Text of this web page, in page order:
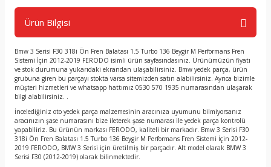
Ürün Bilgisi
Bmw 3 Serisi F30 318i Ön Fren Balatası 1.5 Turbo 136 Beygir M Performans Fren
Sistemi İçin 2012-2019 FERODO isimli ürün sayfasındasınız. Ürünümüzün fiyatı
ve stok durumuna yukarıdaki ekrandan ulaşabilirsiniz. Bmw yedek parça, ürün
grubuna giren bu parçayı stokta varsa sitemizden satın alabilirsiniz. Ayrıca bizimle
müşteri hizmetleri ve whatsapp hattımız 0530 570 1935 numarasından ulaşarak
bilgi alabilirsiniz. .
İncelediğiniz oto yedek parça malzemesinin aracınıza uyumunu bilmiyorsanız
aracınızın şase numarasını bize ileterek şase numarası ile yedek parça kontrolü
yapabiliriz. Bu ürünün markası FERODO, kaliteli bir markadır. Bmw 3 Serisi F30
318i Ön Fren Balatası 1.5 Turbo 136 Beygir M Performans Fren Sistemi İçin 2012-
2019 FERODO, BMW 3 Serisi için üretilmiş bir parçadır. Alt model olarak BMW 3
Serisi F30 (2012-2019) olarak bilinmektedir.